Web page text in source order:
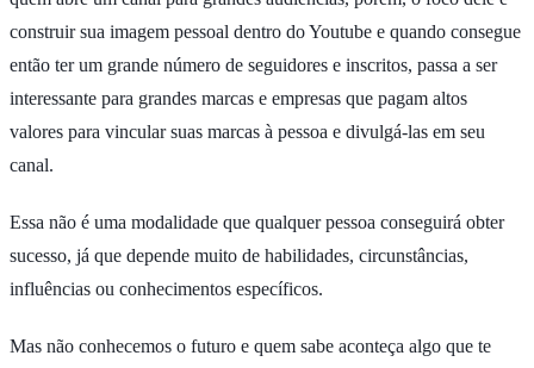
construir sua imagem pessoal dentro do Youtube e quando consegue
então ter um grande número de seguidores e inscritos, passa a ser
interessante para grandes marcas e empresas que pagam altos
valores para vincular suas marcas à pessoa e divulgá-las em seu
canal.
Essa não é uma modalidade que qualquer pessoa conseguirá obter
sucesso, já que depende muito de habilidades, circunstâncias,
influências ou conhecimentos específicos.
Mas não conhecemos o futuro e quem sabe aconteça algo que te